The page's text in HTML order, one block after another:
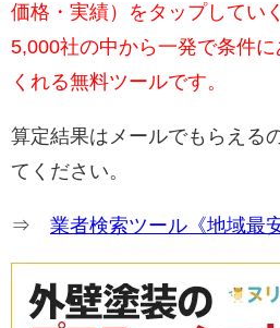
価格・実績）をタップしてい
5,000社の中から一発で条件
くれる無料ツールです。
算定結果はメールでもらえる
てください。
⇒ 業者検索ツール《地域最